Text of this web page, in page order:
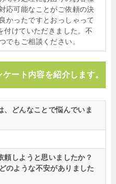
応可能なことがご依頼の決
かったですとおっしゃって
付けていただきました。不
でもご相談ください。
ート内容を紹介します。
、どんなことで悩んでいま
頼しようと思いましたか？
のような不安がありました